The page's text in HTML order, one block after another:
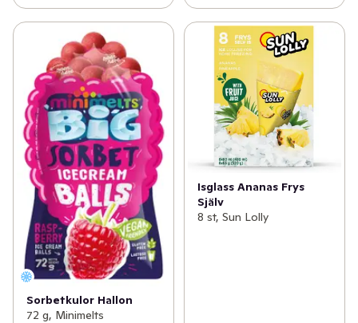
Sorbetkulor Hallon
72 g, Minimelts
Isglass Ananas Frys
Själv
8 st, Sun Lolly